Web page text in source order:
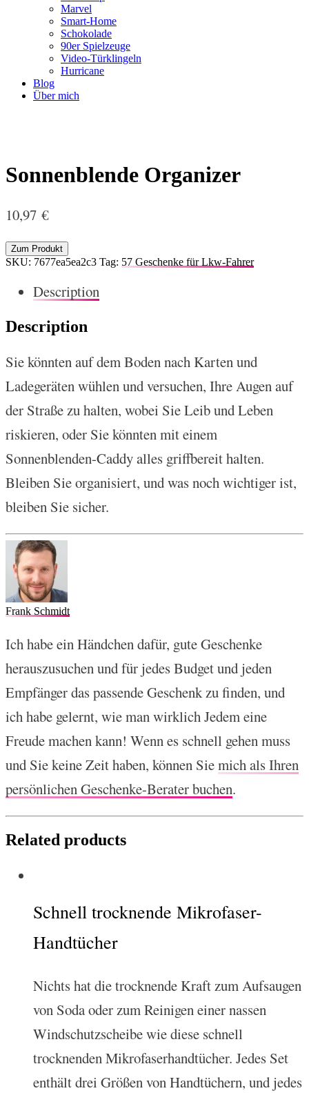
Marvel
Smart-Home
Schokolade
90er Spielzeuge
Video-Türklingeln
Hurricane
Blog
Über mich
Sonnenblende Organizer
10,97 €
Zum Produkt
SKU: 7677ea5ea2c3 Tag: 57 Geschenke für Lkw-Fahrer
Description
Description
Sie könnten auf dem Boden nach Karten und
Ladegeräten wühlen und versuchen, Ihre Augen auf
der Straße zu halten, wobei Sie Leib und Leben
riskieren, oder Sie könnten mit einem
Sonnenblenden-Caddy alles griffbereit halten.
Bleiben Sie organisiert, und was noch wichtiger ist,
bleiben Sie sicher.
Frank Schmidt
Ich habe ein Händchen dafür, gute Geschenke
herauszusuchen und für jedes Budget und jeden
Empfänger das passende Geschenk zu finden, und
ich habe gelernt, wie man wirklich Jedem eine
Freude machen kann! Wenn es schnell gehen muss
und Sie keine Zeit haben, können Siemich als Ihren
persönlichen Geschenke-Berater buchen.
Related products
Schnell trocknende Mikrofaser-
Handtücher
Nichts hat die trocknende Kraft zum Aufsaugen
von Soda oder zum Reinigen einer nassen
Windschutzscheibe wie diese schnell
trocknenden Mikrofaserhandtücher. Jedes Set
enthält drei Größen von Handtüchern, und jedes